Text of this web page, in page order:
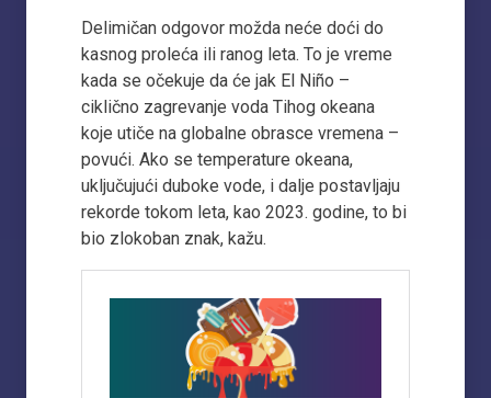
Delimičan odgovor možda neće doći do
kasnog proleća ili ranog leta. To je vreme
kada se očekuje da će jak El Niño –
ciklično zagrevanje voda Tihog okeana
koje utiče na globalne obrasce vremena –
povući. Ako se temperature okeana,
uključujući duboke vode, i dalje postavljaju
rekorde tokom leta, kao 2023. godine, to bi
bio zlokoban znak, kažu.